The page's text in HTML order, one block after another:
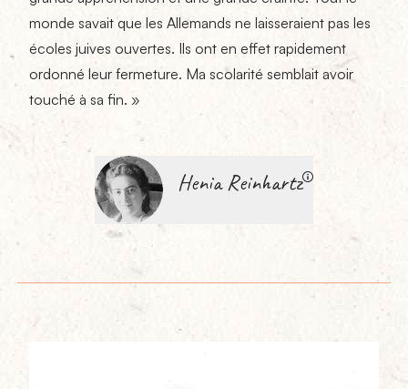
monde savait que les Allemands ne laisseraient pas les
écoles juives ouvertes. Ils ont en effet rapidement
ordonné leur fermeture. Ma scolarité semblait avoir
touché à sa fin. »
Henia Reinhartz